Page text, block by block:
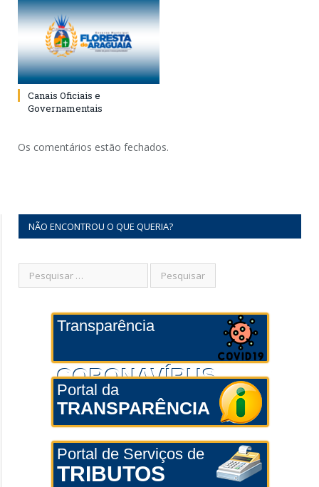
Canais Oficiais e
Governamentais
Os comentários estão fechados.
NÃO ENCONTROU O QUE QUERIA?
Transparência
CORONAVÍRUS
Portal da
TRANSPARÊNCIA
Portal de Serviços de
TRIBUTOS